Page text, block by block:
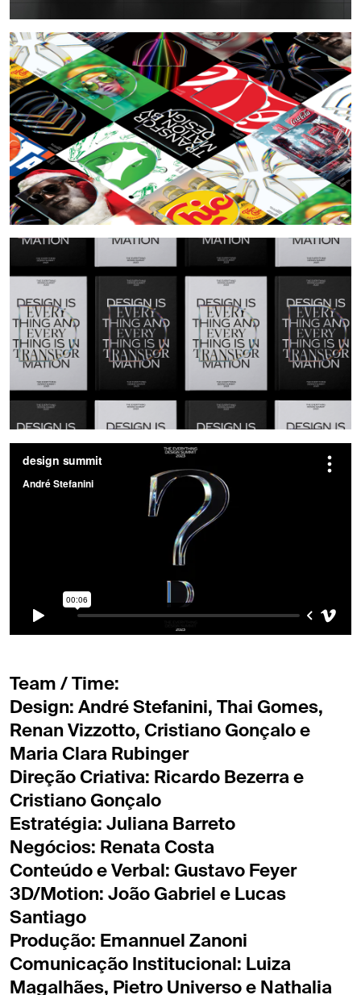
Team / Time:
Design: André Stefanini, Thai Gomes,
Renan Vizzotto, Cristiano Gonçalo e
Maria Clara Rubinger
Direção Criativa: Ricardo Bezerra e
Cristiano Gonçalo
Estratégia: Juliana Barreto
Negócios: Renata Costa
Conteúdo e Verbal: Gustavo Feyer
3D/Motion: João Gabriel e Lucas
Santiago
Produção: Emannuel Zanoni
Comunicação Institucional: Luiza
Magalhães, Pietro Universo e Nathalia